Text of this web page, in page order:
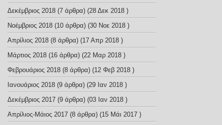
Δεκέμβριος 2018 (7 άρθρα) (28 Δεκ 2018 )
Νοέμβριος 2018 (10 άρθρα) (30 Νοε 2018 )
Απρίλιος 2018 (8 άρθρα) (17 Απρ 2018 )
Μάρτιος 2018 (16 άρθρα) (22 Μαρ 2018 )
Φεβρουάριος 2018 (8 άρθρα) (12 Φεβ 2018 )
Ιανουάριος 2018 (9 άρθρα) (29 Ιαν 2018 )
Δεκέμβριος 2017 (9 άρθρα) (03 Ιαν 2018 )
Απρίλιος-Μάιος 2017 (8 άρθρα) (15 Μάι 2017 )